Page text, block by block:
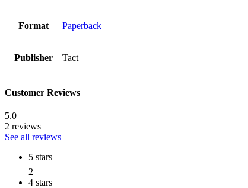
Format Paperback
Publisher Tact
Customer Reviews
5.0
2 reviews
See all reviews
5 stars
2
4 stars